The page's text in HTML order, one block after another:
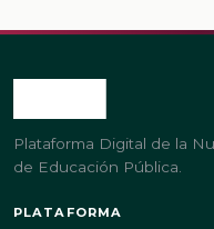
Plataforma Digital de la
de Educación Pública.
PLATAFORMA